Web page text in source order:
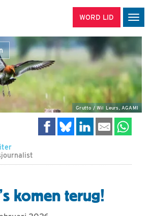
WORD LID
Grutto / Wil Leurs, AGAMI
komen terug!